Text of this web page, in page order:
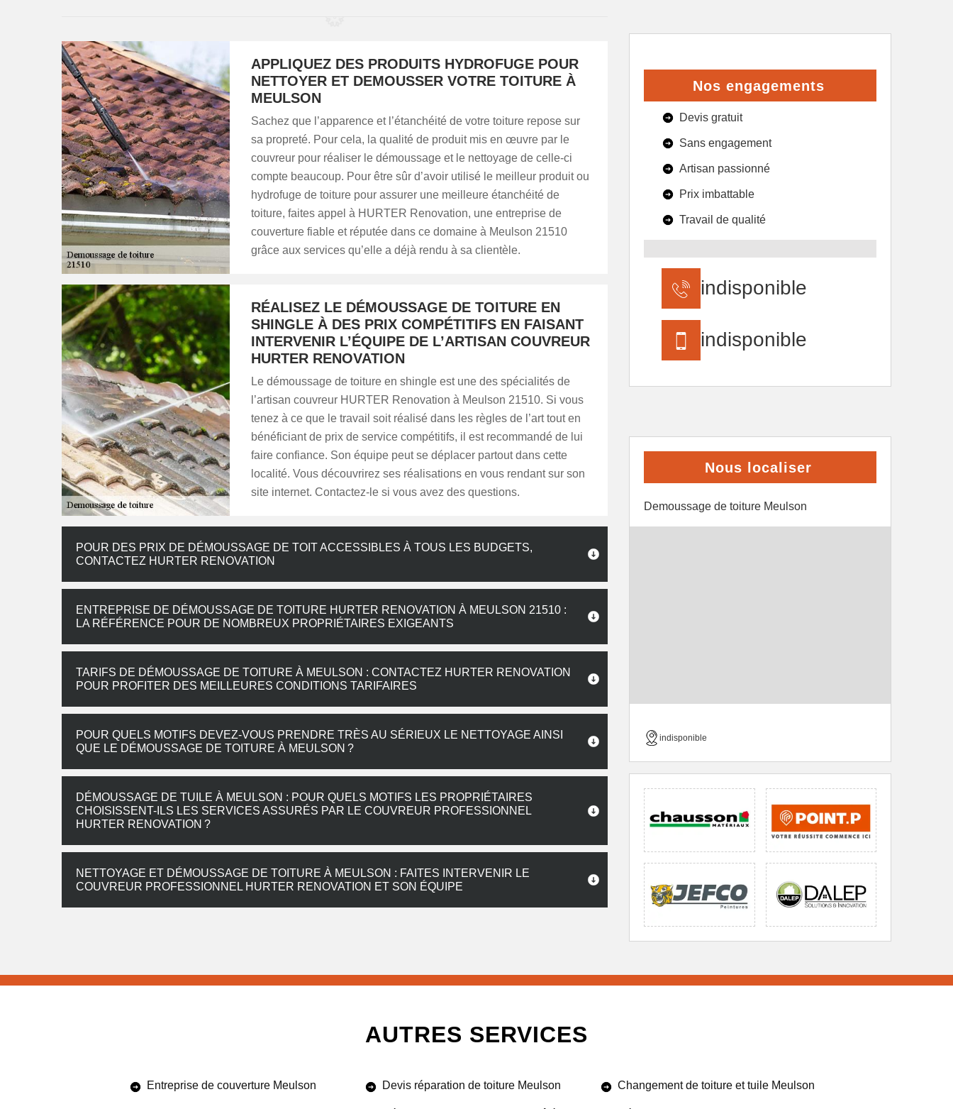
APPLIQUEZ DES PRODUITS HYDROFUGE POUR
NETTOYER ET DEMOUSSER VOTRE TOITURE À
MEULSON
Sachez que l’apparence et l’étanchéité de votre toiture repose sur
sa propreté. Pour cela, la qualité de produit mis en œuvre par le
couvreur pour réaliser le démoussage et le nettoyage de celle-ci
compte beaucoup. Pour être sûr d’avoir utilisé le meilleur produit ou
hydrofuge de toiture pour assurer une meilleure étanchéité de
toiture, faites appel à HURTER Renovation, une entreprise de
couverture fiable et réputée dans ce domaine à Meulson 21510
grâce aux services qu’elle a déjà rendu à sa clientèle.
RÉALISEZ LE DÉMOUSSAGE DE TOITURE EN
SHINGLE À DES PRIX COMPÉTITIFS EN FAISANT
INTERVENIR L’ÉQUIPE DE L’ARTISAN COUVREUR
HURTER RENOVATION
Le démoussage de toiture en shingle est une des spécialités de
l’artisan couvreur HURTER Renovation à Meulson 21510. Si vous
tenez à ce que le travail soit réalisé dans les règles de l’art tout en
bénéficiant de prix de service compétitifs, il est recommandé de lui
faire confiance. Son équipe peut se déplacer partout dans cette
localité. Vous découvrirez ses réalisations en vous rendant sur son
site internet. Contactez-le si vous avez des questions.
POUR DES PRIX DE DÉMOUSSAGE DE TOIT ACCESSIBLES À TOUS LES BUDGETS,
CONTACTEZ HURTER RENOVATION
ENTREPRISE DE DÉMOUSSAGE DE TOITURE HURTER RENOVATION À MEULSON 21510 :
LA RÉFÉRENCE POUR DE NOMBREUX PROPRIÉTAIRES EXIGEANTS
TARIFS DE DÉMOUSSAGE DE TOITURE À MEULSON : CONTACTEZ HURTER RENOVATION
POUR PROFITER DES MEILLEURES CONDITIONS TARIFAIRES
POUR QUELS MOTIFS DEVEZ-VOUS PRENDRE TRÈS AU SÉRIEUX LE NETTOYAGE AINSI
QUE LE DÉMOUSSAGE DE TOITURE À MEULSON ?
DÉMOUSSAGE DE TUILE À MEULSON : POUR QUELS MOTIFS LES PROPRIÉTAIRES
CHOISISSENT-ILS LES SERVICES ASSURÉS PAR LE COUVREUR PROFESSIONNEL
HURTER RENOVATION ?
NETTOYAGE ET DÉMOUSSAGE DE TOITURE À MEULSON : FAITES INTERVENIR LE
COUVREUR PROFESSIONNEL HURTER RENOVATION ET SON ÉQUIPE
Nos engagements
Devis gratuit
Sans engagement
Artisan passionné
Prix imbattable
Travail de qualité
indisponible
indisponible
Nous localiser
Demoussage de toiture Meulson
indisponible
AUTRES SERVICES
Entreprise de couverture Meulson Devis réparation de toiture Meulson Changement de toiture et tuile Meulson